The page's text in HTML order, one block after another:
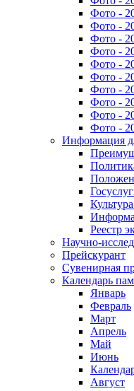
Фото -
Фото -
Фото -
Фото -
Фото -
Фото -
Фото -
Фото -
Фото -
Фото -
Информация
Реестр
Научно-
Прейскурант
Сувенирная
Календарь
Январь
Февраль
Март
Апрель
Май
Июнь
Август